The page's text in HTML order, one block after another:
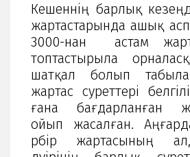
Кешеннің барлық
жартастарында ашық
3000-нан астам
топтастырыла
шатқал болып
жартас суреттері
ғана бағдарланған
ойып жасалған.
әрбір жартасының